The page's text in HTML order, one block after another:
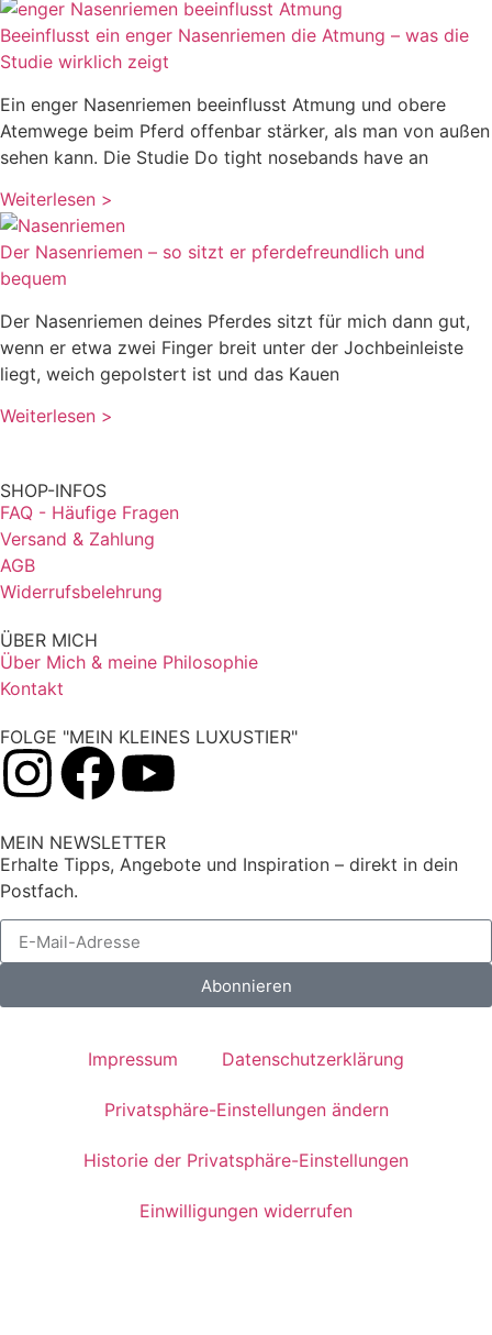
Beeinflusst ein enger Nasenriemen die Atmung – was die
Studie wirklich zeigt
Ein enger Nasenriemen beeinflusst Atmung und obere
Atemwege beim Pferd offenbar stärker, als man von außen
sehen kann. Die Studie Do tight nosebands have an
Weiterlesen >
Der Nasenriemen – so sitzt er pferdefreundlich und
bequem
Der Nasenriemen deines Pferdes sitzt für mich dann gut,
wenn er etwa zwei Finger breit unter der Jochbeinleiste
liegt, weich gepolstert ist und das Kauen
Weiterlesen >
SHOP-INFOS
FAQ - Häufige Fragen
Versand & Zahlung
AGB
Widerrufsbelehrung
ÜBER MICH
Über Mich & meine Philosophie
Kontakt
FOLGE "MEIN KLEINES LUXUSTIER"
MEIN NEWSLETTER
Erhalte Tipps, Angebote und Inspiration – direkt in dein
Postfach.
Abonnieren
Impressum Datenschutzerklärung
Privatsphäre-Einstellungen ändern
Historie der Privatsphäre-Einstellungen
Einwilligungen widerrufen